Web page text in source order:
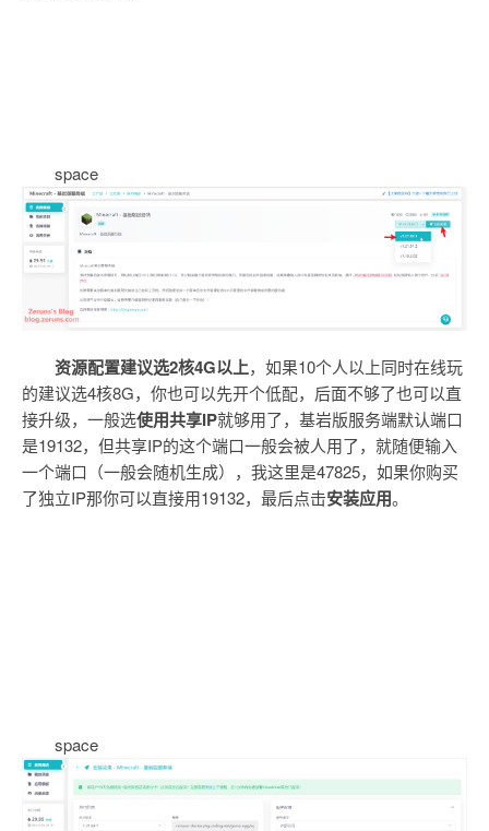
space
资源配置建议选2核4G以上，如果10个人以上同时在线玩
的建议选4核8G，你也可以先开个低配，后面不够了也可以直
接升级，一般选使用共享IP就够用了，基岩版服务端默认端口
是19132，但共享IP的这个端口一般会被人用了，就随便输入
一个端口（一般会随机生成），我这里是47825，如果你购买
了独立IP那你可以直接用19132，最后点击安装应用。
space